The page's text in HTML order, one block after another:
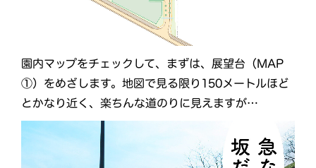
園内マップをチェックして、まずは、展望台（MAP
①）をめざします。地図で見る限り150メートルほど
とかなり近く、楽ちんな道のりに見えますが…